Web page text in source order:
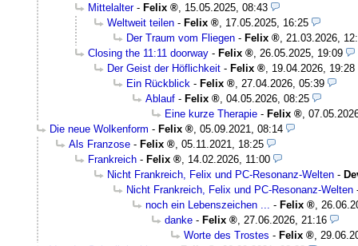
Mittelalter- Felix
15.05.2025, 08:43
Weltweit teilen - Felix
17.05.2025, 16:25
Der Traum vom Fliegen - Felix
21.03.2026,
Closing the 11:11 doorway - Felix
26.05.2025, 19:09
Der Geist der Höflichkeit - Felix
19.04.2026, 19:28
Ein Rückblick - Felix
27.04.2026, 05:39
Ablauf - Felix
04.05.2026, 08:25
Eine kurze Therapie - Felix
Die neue Wolkenform - Felix
05.09.2021, 08:14
Als Franzose - Felix
05.11.2021, 18:25
Frankreich - Felix
14.02.2026, 11:00
Nicht Frankreich, Felix und PC-Resonanz-Welten -
Nicht Frankreich, Felix und PC-Resonanz-Welten
noch ein Lebenszeichen ...
- Felix
danke - Felix
27.06.2026, 21:16
Worte des Trostes - Felix